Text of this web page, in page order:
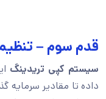
قدم سوم –
سیستم کپی تریدینگ
داده تا مقادیر